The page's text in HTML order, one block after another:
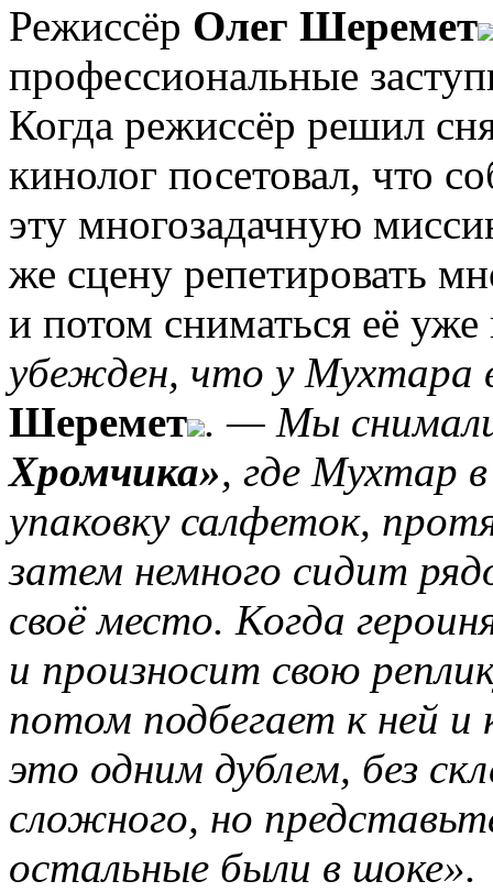
Режиссёр Олег Шеремет
профессиональные
Когда режиссёр решил
кинолог посетовал, что
эту многозадачную
же сцену репетировать
и потом сниматься её
убежден, что у Мухтара
Шеремет . — Мы
Хромчика», где Мухтар
упаковку салфеток,
затем немного сидит
своё место. Когда
и произносит свою
потом подбегает к ней и
это одним дублем, без
сложного, но
остальные были в шоке».